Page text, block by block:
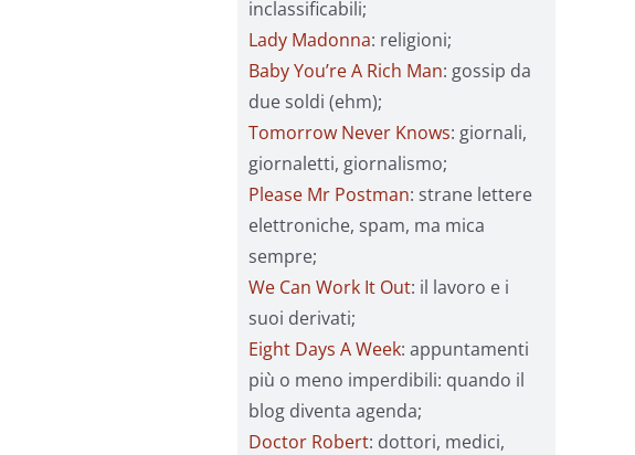
inclassificabili;
Lady Madonna: religioni;
Baby You’re A Rich Man: gossip da
due soldi (ehm);
Tomorrow Never Knows: giornali,
giornaletti, giornalismo;
Please Mr Postman: strane lettere
elettroniche, spam, ma mica
sempre;
We Can Work It Out: il lavoro e i
suoi derivati;
Eight Days A Week: appuntamenti
più o meno imperdibili: quando il
blog diventa agenda;
Doctor Robert: dottori, medici,